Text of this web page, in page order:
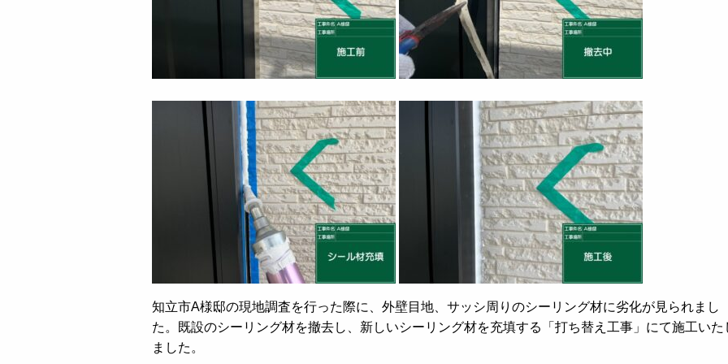
知立市A様邸の現地調査を行った際に、外壁目地、サッシ周りのシーリング材に劣化が見られまし
た。既設のシーリング材を撤去し、新しいシーリング材を充填する「打ち替え工事」にて施工いた
ました。